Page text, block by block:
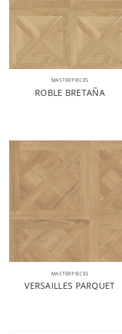
MASTERPIECES
ROBLE BRETAÑA
MASTERPIECES
VERSAILLES PARQUET